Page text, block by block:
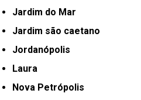
Jardim do Mar
Jardim são caetano
Jordanópolis
Laura
Nova Petrópolis